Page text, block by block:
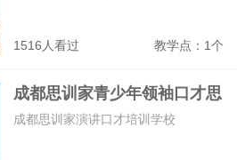
1516人看过 教学点：1个
成都思训家青少年领袖口才思
维特训营
成都思训家演讲口才培训学校